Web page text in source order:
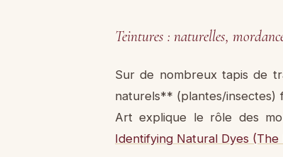
Teintures : naturelles,
Sur de nombreux tapis de
naturels** (plantes/insectes)
Art explique le rôle des
Identifying Natural Dyes